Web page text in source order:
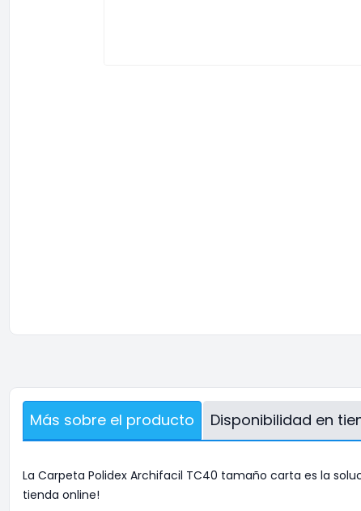
Más sobre el producto Disponibilidad en
La Carpeta Polidex Archifacil TC40 tamaño carta es la
tienda online!